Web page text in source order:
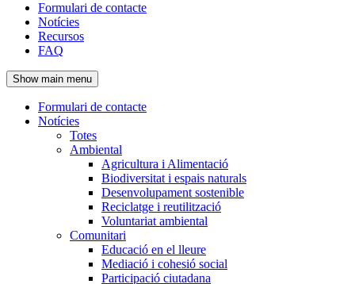
Navegació
principal
de
l'encapçalament
Formulari de contacte
Notícies
Recursos
FAQ
Show main menu
Navegació
principal
Formulari de contacte
Notícies
Totes
Ambiental
Agricultura i Alimentació
Biodiversitat i espais naturals
Desenvolupament sostenible
Reciclatge i reutilització
Voluntariat ambiental
Comunitari
Educació en el lleure
Mediació i cohesió social
Participació ciutadana